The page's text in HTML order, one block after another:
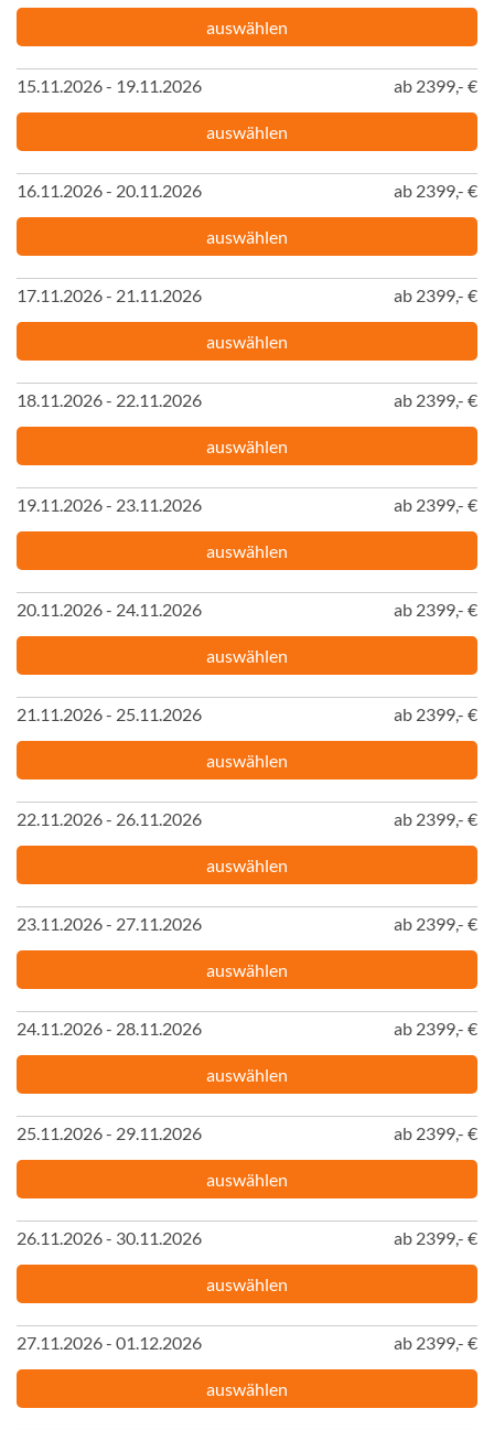
auswählen
15.11.2026 - 19.11.2026 ab 2399,- €
auswählen
16.11.2026 - 20.11.2026 ab 2399,- €
auswählen
17.11.2026 - 21.11.2026 ab 2399,- €
auswählen
18.11.2026 - 22.11.2026 ab 2399,- €
auswählen
19.11.2026 - 23.11.2026 ab 2399,- €
auswählen
20.11.2026 - 24.11.2026 ab 2399,- €
auswählen
21.11.2026 - 25.11.2026 ab 2399,- €
auswählen
22.11.2026 - 26.11.2026 ab 2399,- €
auswählen
23.11.2026 - 27.11.2026 ab 2399,- €
auswählen
24.11.2026 - 28.11.2026 ab 2399,- €
auswählen
25.11.2026 - 29.11.2026 ab 2399,- €
auswählen
26.11.2026 - 30.11.2026 ab 2399,- €
auswählen
27.11.2026 - 01.12.2026 ab 2399,- €
auswählen